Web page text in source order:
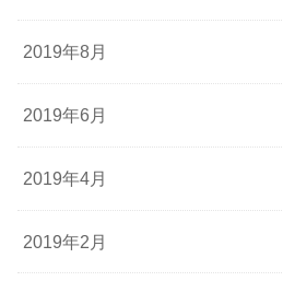
2019年8月
2019年6月
2019年4月
2019年2月